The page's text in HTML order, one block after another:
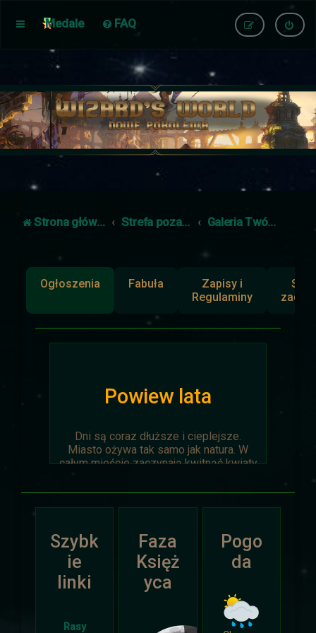
Medale FAQ
Strona główna Strefa poza fabułą Galeria Twórczości
Ogłoszenia Fabuła
Zapisy i
Regulaminy
Powiew lata
Dni są coraz dłuższe i cieplejsze.
Miasto ożywa tak samo jak natura. W
całym mieście zaczynają kwitnąć kwiaty
niej udział niech napisze do
Dariusza.
Otrzyma mały upominek.
Atak Zimy i Święta
Szybk
ie
linki
Rasy
Faza
Księż
yca
Pogo
da